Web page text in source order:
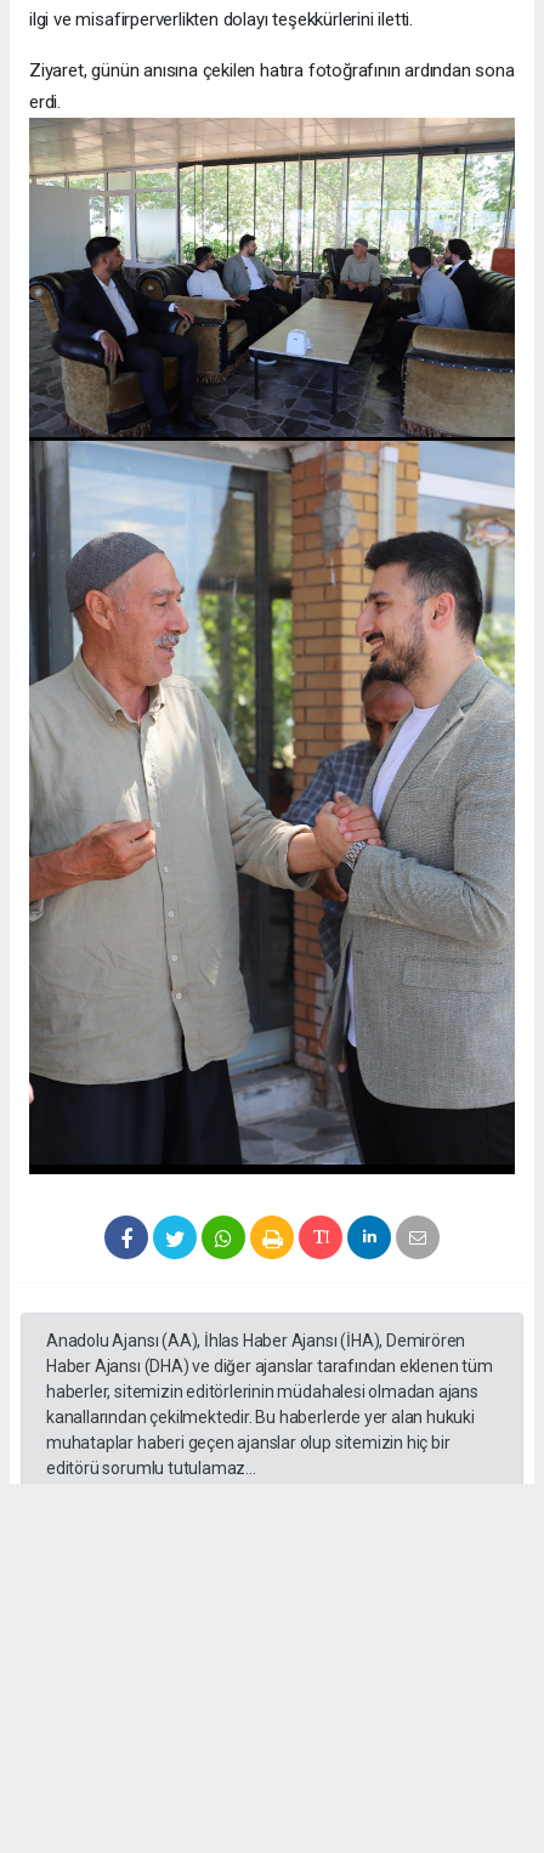
ilgi ve misafirperverlikten dolayı teşekkürlerini iletti.
Ziyaret, günün anısına çekilen hatıra fotoğrafının ardından sona
erdi.
Anadolu Ajansı (AA), İhlas Haber Ajansı (İHA), Demirören
Haber Ajansı (DHA) ve diğer ajanslar tarafından eklenen tüm
haberler, sitemizin editörlerinin müdahalesi olmadan ajans
kanallarından çekilmektedir. Bu haberlerde yer alan hukuki
muhataplar haberi geçen ajanslar olup sitemizin hiç bir
editörü sorumlu tutulamaz...